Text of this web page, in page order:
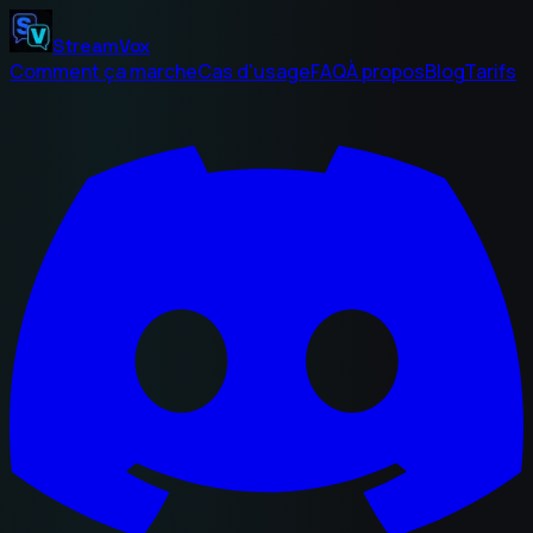
StreamVox
Comment ça marcheCas d'usageFAQÀ proposBlogTarifs